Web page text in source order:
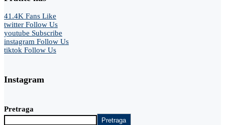
41.4K Fans Like
twitter Follow Us
youtube Subscribe
instagram Follow Us
tiktok Follow Us
Instagram
Pretraga
Pretraga